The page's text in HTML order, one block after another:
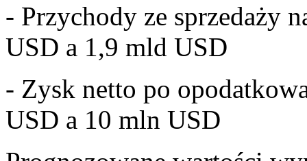
- Przychody ze sprzedaży
USD a 1,9 mld USD
- Zysk netto po
USD a 10 mln USD